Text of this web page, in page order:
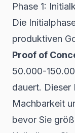
Phase 1:
Die
produktiven
Proof of
50.000-
dauert. Dieser
Machbarkeit
bevor Sie